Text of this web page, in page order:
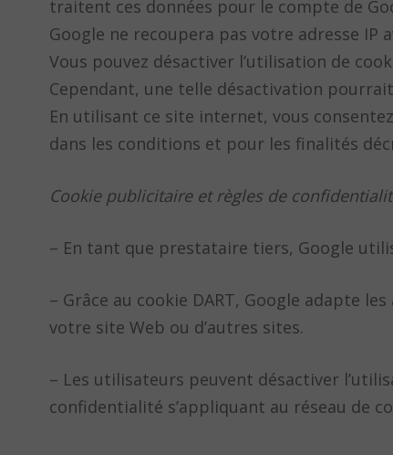
traitent ces données pour le compte de
Google ne recoupera pas votre adresse
Vous pouvez désactiver l’utilisation de
Cependant, une telle désactivation
En utilisant ce site internet, vous
dans les conditions et pour les finalités
Cookie publicitaire et règles de
– En tant que prestataire tiers, Google
– Grâce au cookie DART, Google adapte
votre site Web ou d’autres sites.
– Les utilisateurs peuvent désactiver
confidentialité s’appliquant au réseau de